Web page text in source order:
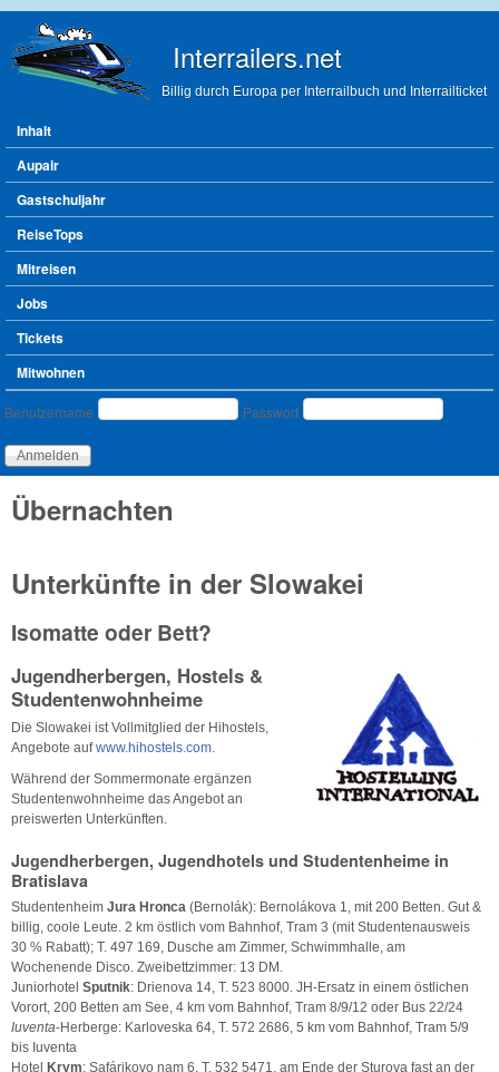
Interrailers.net
Billig durch Europa per Interrailbuch und Interrailticket
Hauptmenü
Inhalt
Aupair
Gastschuljahr
ReiseTops
Mitreisen
Jobs
Tickets
Mitwohnen
Benutzeranmeldung
Benutzername Passwort
Übernachten
Unterkünfte in der Slowakei
Isomatte oder Bett?
Jugendherbergen, Hostels &
Studentenwohnheime
Die Slowakei ist Vollmitglied der Hihostels,
Angebote aufwww.hihostels.com.
Während der Sommermonate ergänzen
Studentenwohnheime das Angebot an
preiswerten Unterkünften.
Jugendherbergen, Jugendhotels und Studentenheime in
Bratislava
Studentenheim Jura Hronca (Bernolák): Bernolákova 1, mit 200 Betten. Gut &
billig, coole Leute. 2 km östlich vom Bahnhof, Tram 3 (mit Studentenausweis
30 % Rabatt); T. 497 169, Dusche am Zimmer, Schwimmhalle, am
Wochenende Disco. Zweibettzimmer: 13 DM.
Juniorhotel Sputnik: Drienova 14, T. 523 8000. JH-Ersatz in einem östlichen
Vorort, 200 Betten am See, 4 km vom Bahnhof, Tram 8/9/12 oder Bus 22/24
Iuventa-Herberge: Karloveska 64, T. 572 2686, 5 km vom Bahnhof, Tram 5/9
bis Iuventa
Hotel
Krym: Safárikovo nam 6, T. 532 5471, am Ende der Sturova fast an der